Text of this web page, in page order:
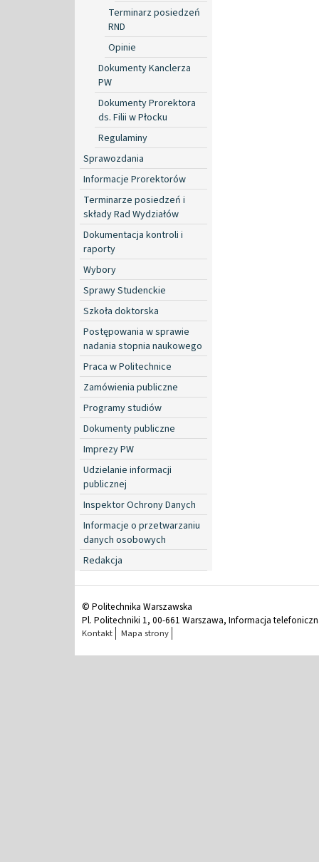
Terminarz posiedzeń
RND
Opinie
Dokumenty Kanclerza
PW
Dokumenty Prorektora
ds. Filii w Płocku
Regulaminy
Sprawozdania
Informacje Prorektorów
Terminarze posiedzeń i
składy Rad Wydziałów
Dokumentacja kontroli i
raporty
Wybory
Sprawy Studenckie
Szkoła doktorska
Postępowania w sprawie
nadania stopnia naukowego
Praca w Politechnice
Zamówienia publiczne
Programy studiów
Dokumenty publiczne
Imprezy PW
Udzielanie informacji
publicznej
Inspektor Ochrony Danych
Informacje o przetwarzaniu
danych osobowych
Redakcja
© Politechnika Warszawska
Pl. Politechniki 1, 00-661 Warszawa, Informacja
Kontakt Mapa strony